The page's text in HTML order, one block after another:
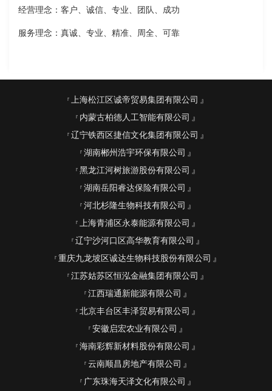
经营理念：客户、诚信、专业、团队、成功
服务理念：真诚、专业、精准、周全、可靠
上海松江区诚帝贸易集团有限公司
内蒙古柏德人工智能有限公司
辽宁铁西区捷信文化集团有限公司
湖南郴州浩宇环保有限公司
黑龙江河树旅游股份有限公司
湖南岳阳睿达保险有限公司
河北杉隆生物科技有限公司
上海青浦区永泰能源有限公司
辽宁沙河口区高华教育有限公司
重庆九龙坡区诚达生物科技股份有限公司
江苏姑苏区恒泓金融集团有限公司
江西瑞通新能源有限公司
北京丰台区丰泽贸易有限公司
安徽启宏农业有限公司
海南彩辉新材料股份有限公司
云南顺昌房地产有限公司
广东珠海天泽文化有限公司